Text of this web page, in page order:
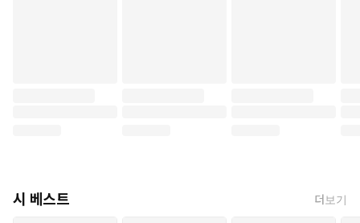
시 베스트 더보기